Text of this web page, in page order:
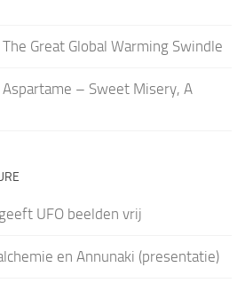
Great Global Warming Swindle
– Sweet Misery, A
UFO beelden vrij
en Annunaki (presentatie)